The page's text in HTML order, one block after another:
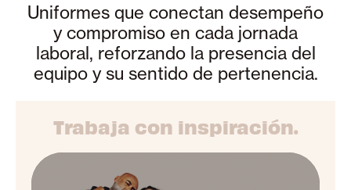
Uniformes que conectan desempeño
y compromiso en cada jornada
laboral, reforzando la presencia del
equipo y su sentido de pertenencia.
Trabaja con inspiración.